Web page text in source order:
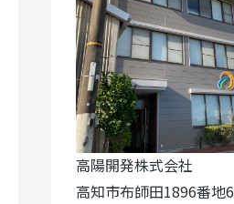
高陽開発株式会社
高知市布師田1896番地6